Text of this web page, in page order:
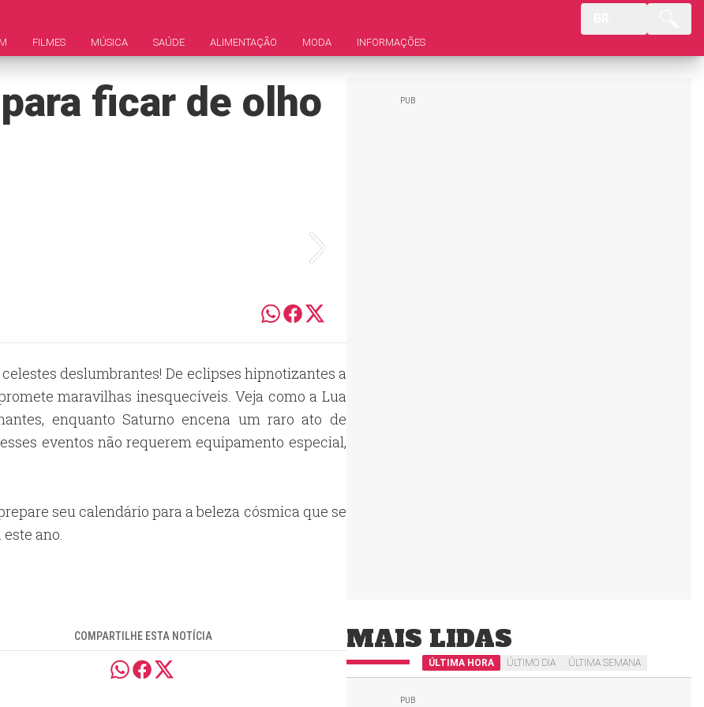
FILMES MÚSICA SAÚDE ALIMENTAÇÃO MODA INFORMAÇÕES
ficar de olho
deslumbrantes! De eclipses hipnotizantes a
maravilhas inesquecíveis. Veja como a Lua
enquanto Saturno encena um raro ato de
eventos não requerem equipamento especial,
seu calendário para a beleza cósmica que se
ano.
COMPARTILHE ESTA NOTÍCIA MAIS LIDAS
ÚLTIMA HORA ÚLTIMO DIA ÚLTIMA SEMANA